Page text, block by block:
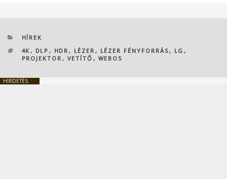
KATEGÓRIÁK
HÍREK
CÍMKÉK
4K , DLP , HDR , LÉZER , LÉZER FÉNYFORRÁS, LG ,
PROJEKTOR , VETÍTŐ , WEBOS
HIRDETÉS